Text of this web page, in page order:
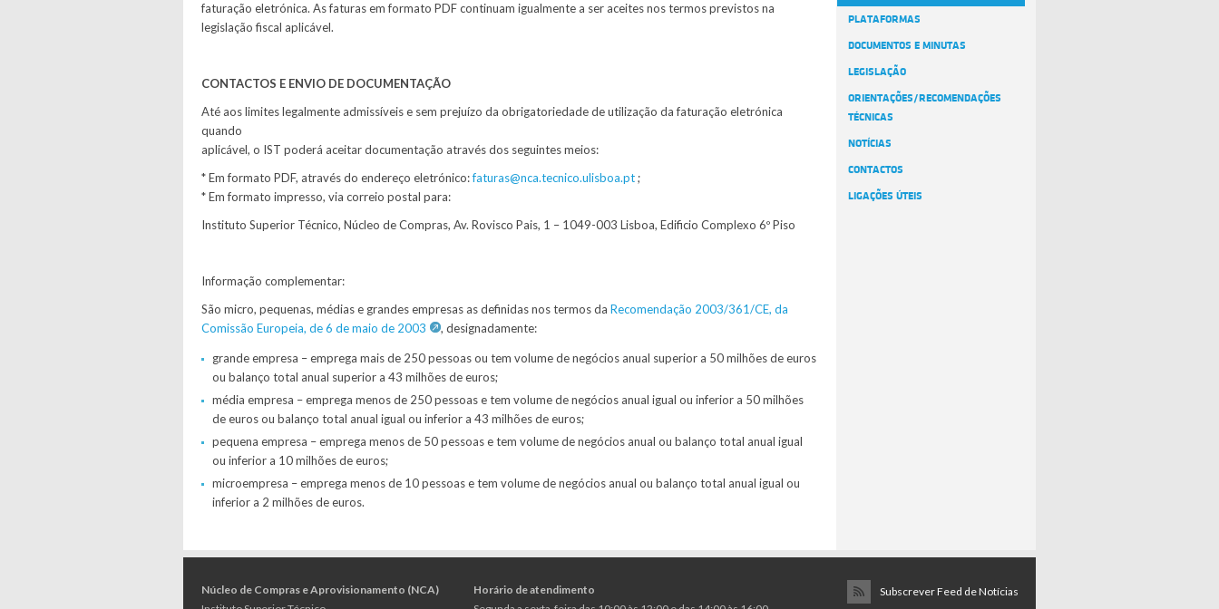
faturação eletrónica. As faturas em formato PDF continuam igualmente a ser aceites nos termos previstos na
legislação fiscal aplicável.
CONTACTOS E ENVIO DE DOCUMENTAÇÃO
Até aos limites legalmente admissíveis e sem prejuízo da obrigatoriedade de utilização da faturação eletrónica
quando
aplicável, o IST poderá aceitar documentação através dos seguintes meios:
* Em formato PDF, através do endereço eletrónico:faturas@nca.tecnico.ulisboa.pt;
* Em formato impresso, via correio postal para:
Instituto Superior Técnico, Núcleo de Compras, Av. Rovisco Pais, 1 – 1049-003 Lisboa, Edificio Complexo 6º Piso
Informação complementar:
São micro, pequenas, médias e grandes empresas as definidas nos termos da Recomendação 2003/361/CE, da
Comissão Europeia, de 6 de maio de 2003
, designadamente:
grande empresa – emprega mais de 250 pessoas ou tem volume de negócios anual superior a 50 milhões de euros
ou balanço total anual superior a 43 milhões de euros;
média empresa – emprega menos de 250 pessoas e tem volume de negócios anual igual ou inferior a 50 milhões
de euros ou balanço total anual igual ou inferior a 43 milhões de euros;
pequena empresa – emprega menos de 50 pessoas e tem volume de negócios anual ou balanço total anual igual
ou inferior a 10 milhões de euros;
microempresa – emprega menos de 10 pessoas e tem volume de negócios anual ou balanço total anual igual ou
inferior a 2 milhões de euros.
PLATAFORMAS
DOCUMENTOS E MINUTAS
LEGISLAÇÃO
ORIENTAÇÕES/RECOMENDAÇÕES
TÉCNICAS
NOTÍCIAS
CONTACTOS
LIGAÇÕES ÚTEIS
Núcleo de Compras e Aprovisionamento (NCA)
Horário de atendimento
Subscrever Feed de Notícias